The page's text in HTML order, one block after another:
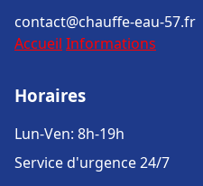
contact@chauffe-eau-57.fr
Accueil Informations
Horaires
Lun-Ven: 8h-19h
Service d'urgence 24/7